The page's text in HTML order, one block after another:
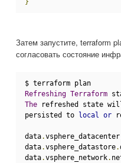
}
Затем запустите, terraform
согласовать состояние
$ terraform plan
Refreshing Terraform
The refreshed state
persisted to
local or
data.vsphere_datacenter
data.vsphere_datastore.
data.vsphere_network.